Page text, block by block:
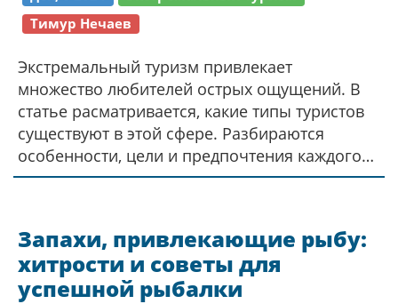
Тимур Нечаев
Экстремальный туризм привлекает
множество любителей острых ощущений. В
статье расматривается, какие типы туристов
существуют в этой сфере. Разбираются
особенности, цели и предпочтения каждого
типа. Также предлагаются советы по
активности для своего характера.
Запахи, привлекающие рыбу:
хитрости и советы для
успешной рыбалки